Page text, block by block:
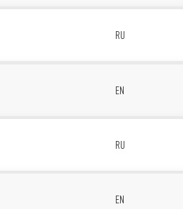
RU
EN
RU
EN